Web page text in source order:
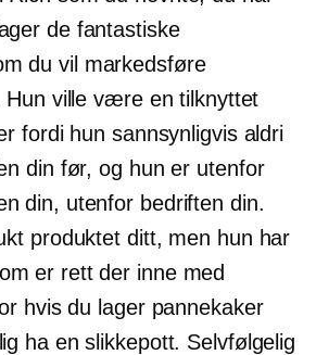
de fantastiske
du vil markedsføre
Hun ville være en tilknyttet
fordi hun sannsynligvis aldri
din før, og hun er utenfor
din, utenfor bedriften din.
produktet ditt, men hun har
er rett der inne med
hvis du lager pannekaker
ha en slikkepott. Selvfølgelig